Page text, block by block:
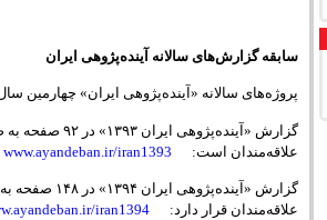
سابقه گزارش‌های سالانه آینده‌پژوهی ایران
پروژه‌های سالانه «آینده‌پژوهی ایران» چهارمین
گزارش
علاقه‌مندان است: www.ayandeban.ir/iran1393
گزارش
علاقه‌مندان قرار دارد: iran1394